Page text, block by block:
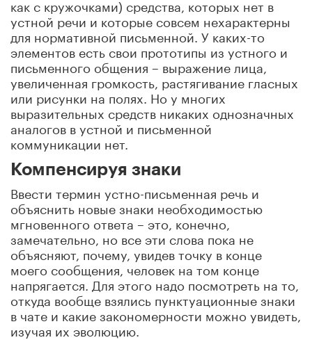
как с кружочками) средства, которых нет в
устной речи и которые совсем нехарактерны
для нормативной письменной. У каких-то
элементов есть свои прототипы из устного и
письменного общения – выражение лица,
увеличенная громкость, растягивание гласных
или рисунки на полях. Но у многих
выразительных средств никаких однозначных
аналогов в устной и письменной
коммуникации нет.
Компенсируя знаки
Ввести термин устно-письменная речь и
объяснить новые знаки необходимостью
мгновенного ответа – это, конечно,
замечательно, но все эти слова пока не
объясняют, почему, увидев точку в конце
моего сообщения, человек на том конце
напрягается. Для этого надо посмотреть на то,
откуда вообще взялись пунктуационные знаки
в чате и какие закономерности можно увидеть,
изучая их эволюцию.